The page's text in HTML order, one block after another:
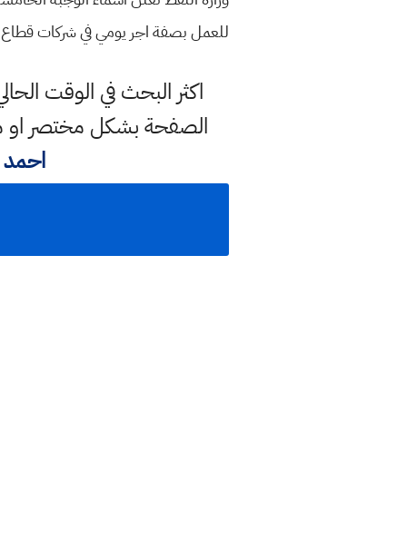
للعمل بصفة اجر يومي في شركات قطاع
اكثر البحث في الوقت
الصفحة بشكل مختصر او